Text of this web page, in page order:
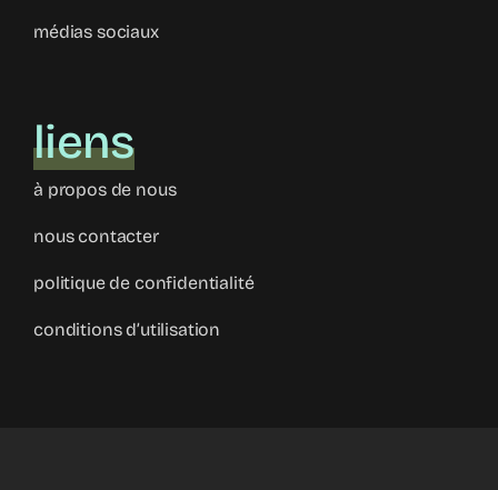
médias sociaux
liens
à propos de nous
nous contacter
politique de confidentialité
conditions d’utilisation